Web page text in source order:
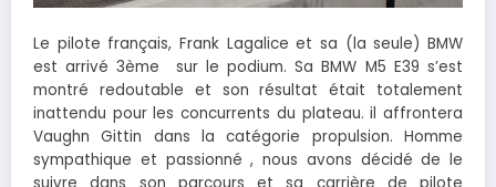
Le pilote français, Frank Lagalice et sa (la seule) BMW
est arrivé 3ème sur le podium. Sa BMW M5 E39 s’est
montré redoutable et son résultat était totalement
inattendu pour les concurrents du plateau. il affrontera
Vaughn Gittin dans la catégorie propulsion. Homme
sympathique et passionné , nous avons décidé de le